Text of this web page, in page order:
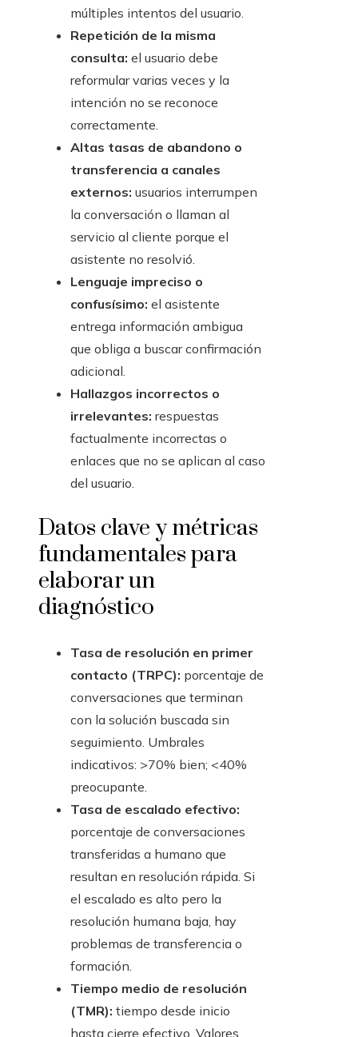
múltiples intentos del usuario.
Repetición de la misma
consulta: el usuario debe
reformular varias veces y la
intención no se reconoce
correctamente.
Altas tasas de abandono o
transferencia a canales
externos: usuarios interrumpen
la conversación o llaman al
servicio al cliente porque el
asistente no resolvió.
Lenguaje impreciso o
confusísimo: el asistente
entrega información ambigua
que obliga a buscar confirmación
adicional.
Hallazgos incorrectos o
irrelevantes: respuestas
factualmente incorrectas o
enlaces que no se aplican al caso
del usuario.
Datos clave y métricas
fundamentales para
elaborar un
diagnóstico
Tasa de resolución en primer
contacto (TRPC): porcentaje de
conversaciones que terminan
con la solución buscada sin
seguimiento. Umbrales
indicativos: >70% bien; <40%
preocupante.
Tasa de escalado efectivo:
porcentaje de conversaciones
transferidas a humano que
resultan en resolución rápida. Si
el escalado es alto pero la
resolución humana baja, hay
problemas de transferencia o
formación.
Tiempo medio de resolución
(TMR): tiempo desde inicio
hasta cierre efectivo. Valores